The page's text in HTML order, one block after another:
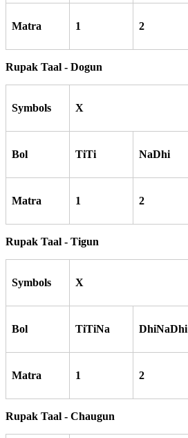
Matra 1 2
Rupak Taal - Dogun
Symbols X
Bol TiTi NaDhi
Matra 1 2
Rupak Taal - Tigun
Symbols X
Bol TiTiNa DhiNaDhi
Matra 1 2
Rupak Taal - Chaugun